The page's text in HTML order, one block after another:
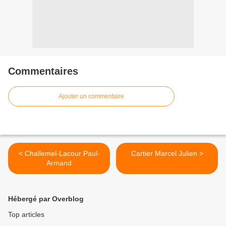
Commentaires
Ajouter un commentaire
< Challemel-Lacour Paul-
Armand
Cartier Marcel Julien >
Hébergé par Overblog
Top articles